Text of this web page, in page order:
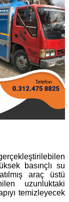
basınçlı su
araç üstü
uzunluktaki
temizleyecek